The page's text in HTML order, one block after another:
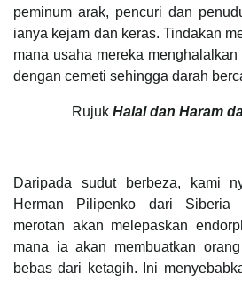
peminum arak, pencuri dan
ianya kejam dan keras. Tindakan
mana usaha mereka
dengan cemeti sehingga darah
Rujuk Halal dan Haram
Daripada sudut berbeza, kami
Herman Pilipenko dari Siberia
merotan akan melepaskan
mana ia akan membuatkan
bebas dari ketagih. Ini